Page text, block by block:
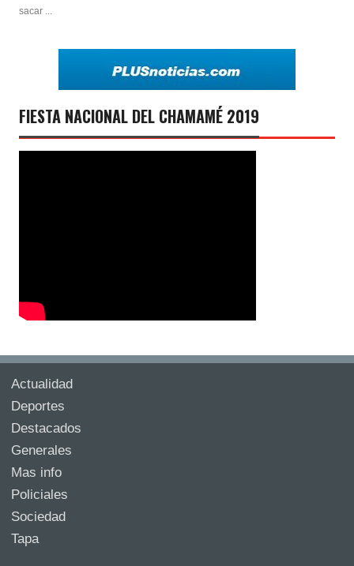
sacar ...
FIESTA NACIONAL DEL CHAMAMÉ 2019
Actualidad
Deportes
Destacados
Generales
Mas info
Policiales
Sociedad
Tapa